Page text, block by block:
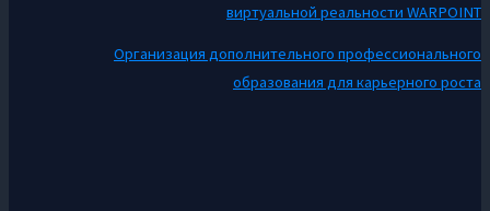
виртуальной реальности WARPOINT
Организация дополнительного профессионального
образования для карьерного роста